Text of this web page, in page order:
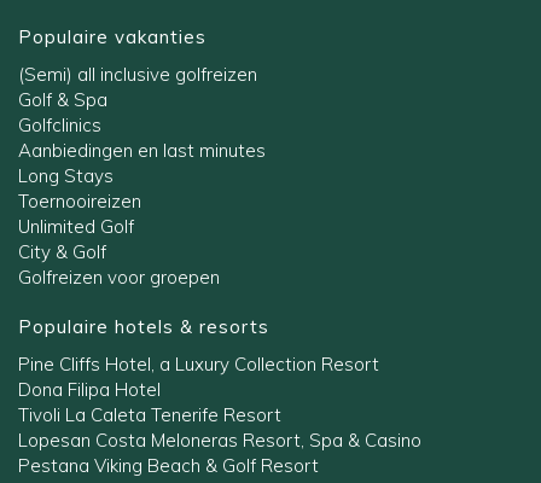
Populaire vakanties
(Semi) all inclusive golfreizen
Golf & Spa
Golfclinics
Aanbiedingen en last minutes
Long Stays
Toernooireizen
Unlimited Golf
City & Golf
Golfreizen voor groepen
Populaire hotels & resorts
Pine Cliffs Hotel, a Luxury Collection Resort
Dona Filipa Hotel
Tivoli La Caleta Tenerife Resort
Lopesan Costa Meloneras Resort, Spa & Casino
Pestana Viking Beach & Golf Resort